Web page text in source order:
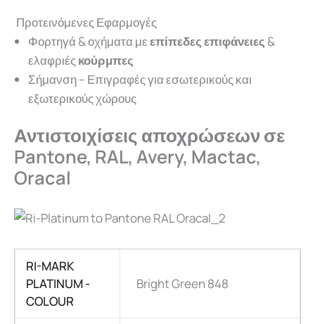
Προτεινόμενες Εφαρμογές
Φορτηγά & οχήματα μεεπίπεδες επιφάνειες &
ελαφριές κούρμπες
Σήμανση – Επιγραφές για εσωτερικούς και
εξωτερικούς χώρους
Αντιστοιχίσεις αποχρώσεων σε
Pantone, RAL, Avery, Mactac,
Oracal
RI-MARK
PLATINUM -
COLOUR
Bright Green 848